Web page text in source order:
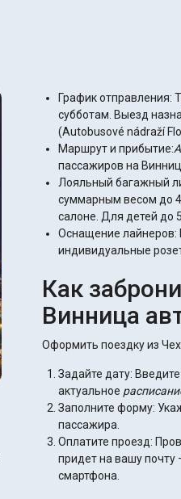
График отправления:
субботам. Выезд
(Autobusové nádraží
Маршрут и прибытие:
пассажиров на
Лояльный багажный
суммарным весом до
салоне. Для детей до
Оснащение лайнеров:
индивидуальные
Как
Винница
Оформить поездку из
Задайте дату:
актуальное
Заполните форму:
пассажира.
Оплатите проезд:
придет на вашу почту
смартфона.